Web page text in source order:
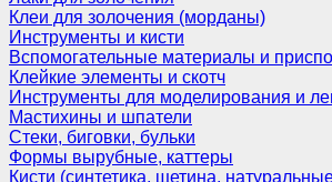
Клеи для золочения (морданы)
Инструменты и кисти
Вспомогательные материалы и
Клейкие элементы и скотч
Инструменты для моделирования и
Мастихины и шпатели
Стеки, биговки, бульки
Формы вырубные, каттеры
Кисти (синтетика, щетина,